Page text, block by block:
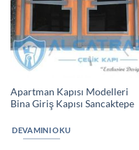
Apartman Kapısı Modelleri
Bina Giriş Kapısı Sancaktepe
DEVAMINI OKU